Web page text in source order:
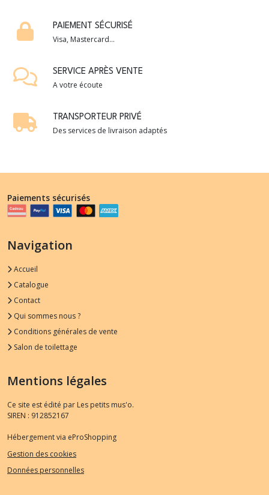
PAIEMENT SÉCURISÉ
Visa, Mastercard...
SERVICE APRÈS VENTE
A votre écoute
TRANSPORTEUR PRIVÉ
Des services de livraison adaptés
Paiements sécurisés
Navigation
Accueil
Catalogue
Contact
Qui sommes nous ?
Conditions générales de vente
Salon de toilettage
Mentions légales
Ce site est édité par Les petits mus'o.
SIREN : 912852167
Hébergement via eProShopping
Gestion des cookies
Données personnelles